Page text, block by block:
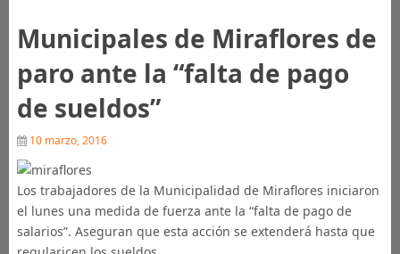
Municipales de Miraflores de
paro ante la “falta de pago
de sueldos”
10 marzo, 2016
Los trabajadores de la Municipalidad de Miraflores iniciaron
el lunes una medida de fuerza ante la “falta de pago de
salarios”. Aseguran que esta acción se extenderá hasta que